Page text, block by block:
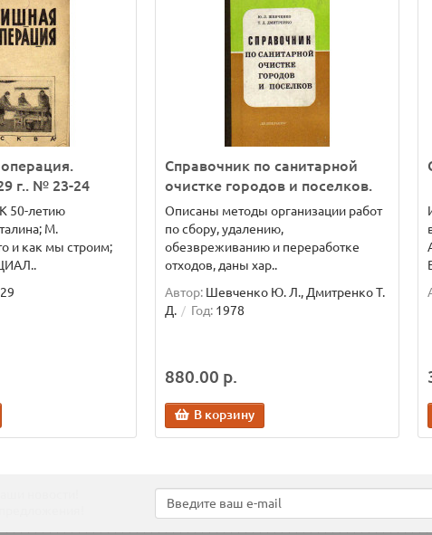
г.. № 23-24
50-летию
М.
и как мы строим;
Справочник по санитарной
очистке городов и поселков.
Описаны методы организации работ
по сбору, удалению,
обезвреживанию и переработке
отходов, даны хар..
Автор: Шевченко Ю. Л., Дмитренко Т.
Д.
Год: 1978
880.00 р.
В корзину